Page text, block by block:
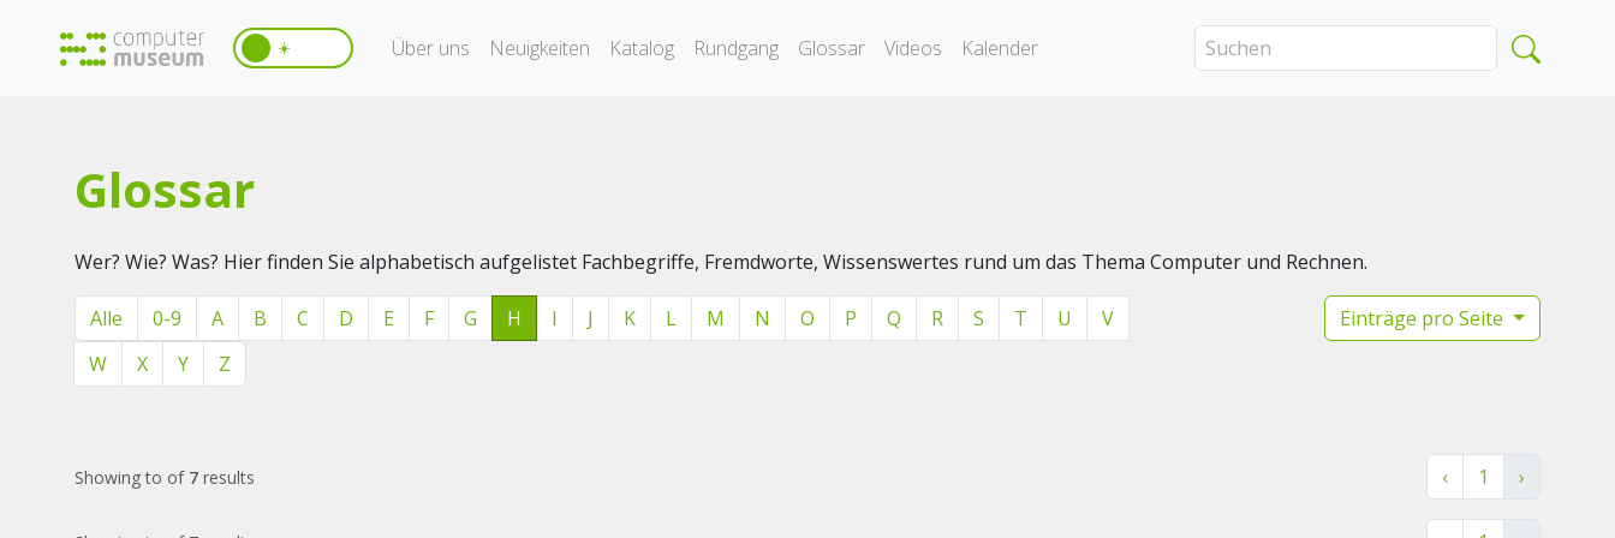
☀️ Über uns Neuigkeiten Katalog Rundgang Glossar Videos Kalender
Glossar
Wer? Wie? Was? Hier finden Sie alphabetisch aufgelistet Fachbegriffe, Fremdworte, Wissenswertes rund um das Thema Computer und Rechnen.
Alle 0-9 A B C D E F G H I J K L M N O P Q R S T U
V
W
X Y Z
Einträge pro Seite
Showingto of 7 results ‹ 1 ›